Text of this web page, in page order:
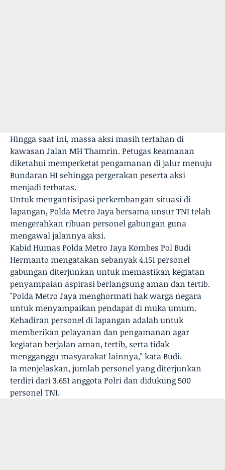
Hingga saat ini, massa aksi masih tertahan di
kawasan Jalan MH Thamrin. Petugas keamanan
diketahui memperketat pengamanan di jalur menuju
Bundaran HI sehingga pergerakan peserta aksi
menjadi terbatas.
Untuk mengantisipasi perkembangan situasi di
lapangan, Polda Metro Jaya bersama unsur TNI telah
mengerahkan ribuan personel gabungan guna
mengawal jalannya aksi.
Kabid Humas Polda Metro Jaya Kombes Pol Budi
Hermanto mengatakan sebanyak 4.151 personel
gabungan diterjunkan untuk memastikan kegiatan
penyampaian aspirasi berlangsung aman dan tertib.
"Polda Metro Jaya menghormati hak warga negara
untuk menyampaikan pendapat di muka umum.
Kehadiran personel di lapangan adalah untuk
memberikan pelayanan dan pengamanan agar
kegiatan berjalan aman, tertib, serta tidak
mengganggu masyarakat lainnya," kata Budi.
Ia menjelaskan, jumlah personel yang diterjunkan
terdiri dari 3.651 anggota Polri dan didukung 500
personel TNI.